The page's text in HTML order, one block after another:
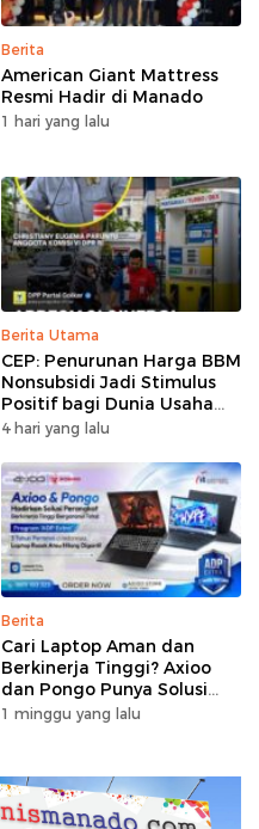
Berita
American Giant Mattress
Resmi Hadir di Manado
1 hari yang lalu
Berita Utama
CEP: Penurunan Harga BBM
Nonsubsidi Jadi Stimulus
Positif bagi Dunia Usaha
dan Pertumbuhan Ekonomi
4 hari yang lalu
Berita
Cari Laptop Aman dan
Berkinerja Tinggi? Axioo
dan Pongo Punya Solusi
dengan Garansi Ekstra
1 minggu yang lalu